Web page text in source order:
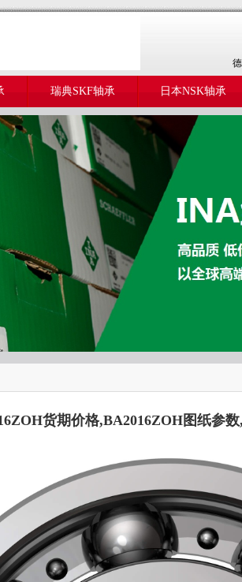
瑞典SKF轴承 日本NSK轴承
货期价格,BA2016ZOH图纸参